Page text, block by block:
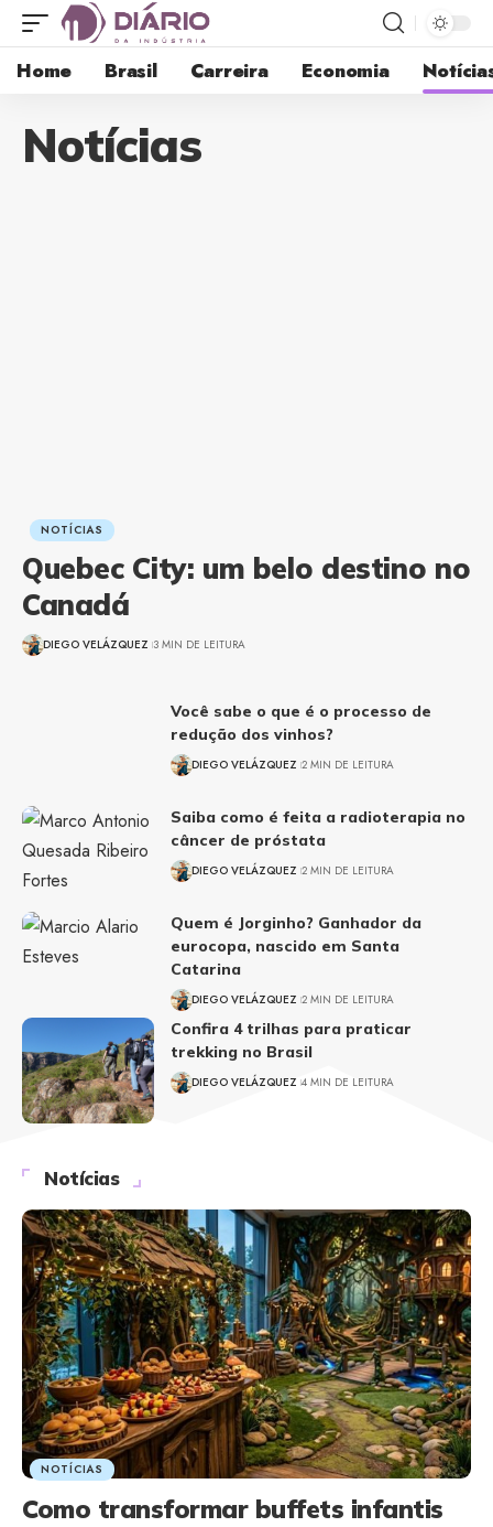
Home Brasil Carreira Economia
Notícias
NOTÍCIAS
Quebec City: um belo destino no
Canadá
DIEGO VELÁZQUEZ 3 MIN DE LEITURA
Você sabe o que é o processo de
redução dos vinhos?
DIEGO VELÁZQUEZ 2 MIN DE LEITURA
Saiba como é feita a radioterapia no
câncer de próstata
DIEGO VELÁZQUEZ 2 MIN DE LEITURA
Quem é Jorginho? Ganhador da
eurocopa, nascido em Santa
Catarina
DIEGO VELÁZQUEZ 2 MIN DE LEITURA
Confira 4 trilhas para praticar
trekking no Brasil
DIEGO VELÁZQUEZ 4 MIN DE LEITURA
Notícias
NOTÍCIAS
Como transformar buffets infantis